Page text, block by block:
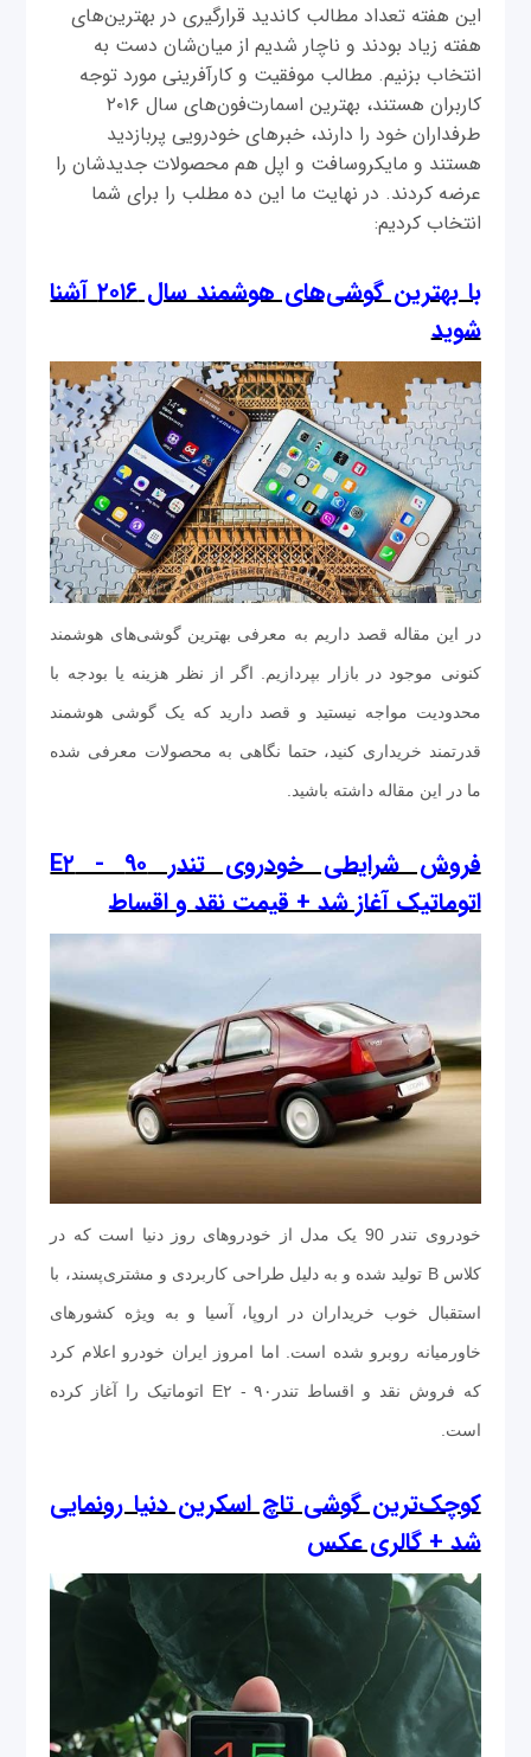
این هفته تعداد مطالب کاندید قرارگیری در بهترین‌های
هفته زیاد بودند و ناچار شدیم از میان‌شان دست به
انتخاب بزنیم. مطالب موفقیت و کارآفرینی مورد توجه
کاربران هستند، بهترین اسمارت‌فون‌های سال ۲۰۱۶
طرفداران خود را دارند، خبرهای خودرویی پربازدید
هستند و مایکروسافت و اپل هم محصولات جدیدشان را
عرضه کردند. در نهایت ما این ده مطلب را برای شما
انتخاب کردیم:
با بهترین گوشی‌های هوشمند سال ۲۰۱۶ آشنا
شوید
در این مقاله قصد داریم به معرفی بهترین گوشی‌های هوشمند
کنونی موجود در بازار بپردازیم. اگر از نظر هزینه یا بودجه با
محدودیت مواجه نیستید و قصد دارید که یک گوشی هوشمند
قدرتمند خریداری کنید، حتما نگاهی به محصولات معرفی شده
ما در این مقاله داشته باشید.
فروش شرایطی خودروی تندر ۹۰ - E۲
اتوماتیک آغاز شد + قیمت نقد‌ و‌ اقساط
خودروی تندر 90 یک مدل از خودروهای روز دنیا است که در
کلاس B تولید شده و به دلیل طراحی کاربردی و مشتری‌پسند، با
استقبال خوب خریداران در اروپا، آسیا و به ویژه کشورهای
خاورمیانه روبرو شده است. اما امروز ایران خودرو اعلام کرد
که فروش نقد و اقساط تندر۹۰ - E۲ اتوماتیک را آغاز کرده
است.
کوچک‌ترین گوشی تاچ اسکرین دنیا رونمایی
شد + گالری عکس